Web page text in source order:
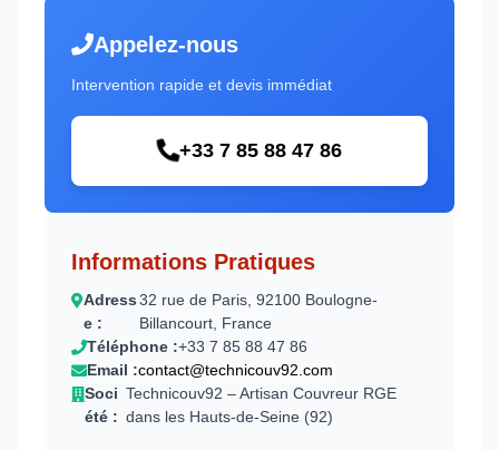
Appelez-nous
Intervention rapide et devis immédiat
+33 7 85 88 47 86
Informations Pratiques
Adress
e :
32 rue de Paris, 92100 Boulogne-
Billancourt, France
Téléphone :+33 7 85 88 47 86
Email :contact@technicouv92.com
Soci
été :
Technicouv92 – Artisan Couvreur RGE
dans les Hauts-de-Seine (92)